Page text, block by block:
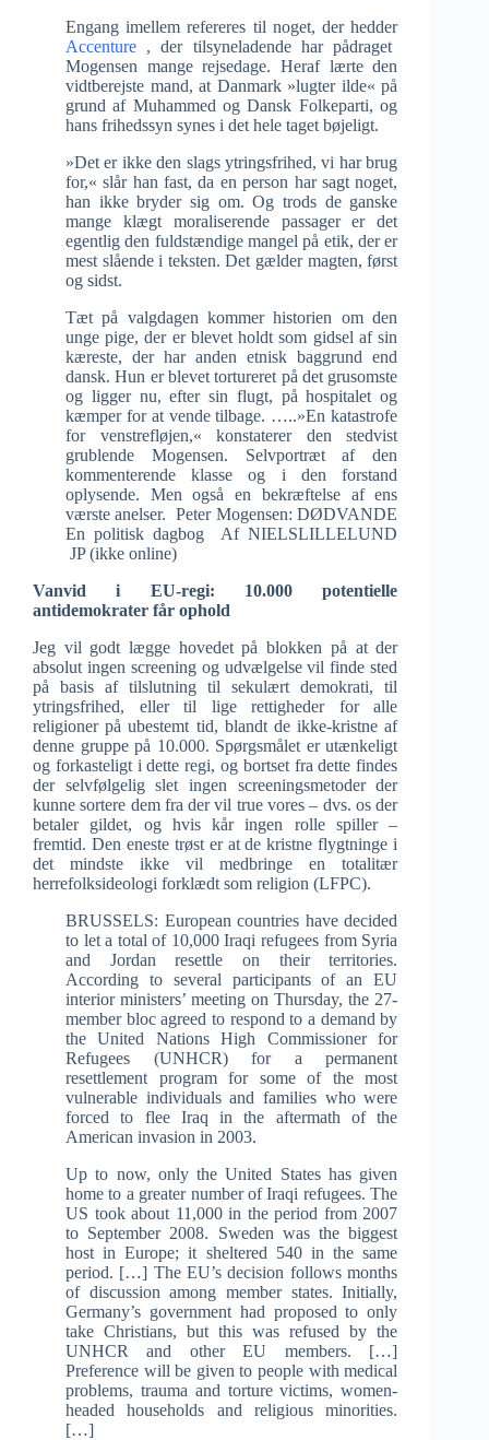
Engang imellem refereres til noget, der hedder
Accenture , der tilsyneladende har pådraget
Mogensen mange rejsedage. Heraf lærte den
vidtberejste mand, at Danmark »lugter ilde« på
grund af Muhammed og Dansk Folkeparti, og
hans frihedssyn synes i det hele taget bøjeligt.
»Det er ikke den slags ytringsfrihed, vi har brug
for,« slår han fast, da en person har sagt noget,
han ikke bryder sig om. Og trods de ganske
mange klægt moraliserende passager er det
egentlig den fuldstændige mangel på etik, der er
mest slående i teksten. Det gælder magten, først
og sidst.
Tæt på valgdagen kommer historien om den
unge pige, der er blevet holdt som gidsel af sin
kæreste, der har anden etnisk baggrund end
dansk. Hun er blevet tortureret på det grusomste
og ligger nu, efter sin flugt, på hospitalet og
kæmper for at vende tilbage. …..»En katastrofe
for venstrefløjen,« konstaterer den stedvist
grublende Mogensen. Selvportræt af den
kommenterende klasse og i den forstand
oplysende. Men også en bekræftelse af ens
værste anelser. Peter Mogensen: DØDVANDE
En politisk dagbog Af NIELSLILLELUND
JP (ikke online)
Vanvid i EU-regi: 10.000 potentielle
antidemokrater får ophold
Jeg vil godt lægge hovedet på blokken på at der
absolut ingen screening og udvælgelse vil finde sted
på basis af tilslutning til sekulært demokrati, til
ytringsfrihed, eller til lige rettigheder for alle
religioner på ubestemt tid, blandt de ikke-kristne af
denne gruppe på 10.000. Spørgsmålet er utænkeligt
og forkasteligt i dette regi, og bortset fra dette findes
der selvfølgelig slet ingen screeningsmetoder der
kunne sortere dem fra der vil true vores – dvs. os der
betaler gildet, og hvis kår ingen rolle spiller –
fremtid. Den eneste trøst er at de kristne flygtninge i
det mindste ikke vil medbringe en totalitær
herrefolksideologi forklædt som religion (LFPC).
BRUSSELS: European countries have decided
to let a total of 10,000 Iraqi refugees from Syria
and Jordan resettle on their territories.
According to several participants of an EU
interior ministers’ meeting on Thursday, the 27-
member bloc agreed to respond to a demand by
the United Nations High Commissioner for
Refugees (UNHCR) for a permanent
resettlement program for some of the most
vulnerable individuals and families who were
forced to flee Iraq in the aftermath of the
American invasion in 2003.
Up to now, only the United States has given
home to a greater number of Iraqi refugees. The
US took about 11,000 in the period from 2007
to September 2008. Sweden was the biggest
host in Europe; it sheltered 540 in the same
period. […] The EU’s decision follows months
of discussion among member states. Initially,
Germany’s government had proposed to only
take Christians, but this was refused by the
UNHCR and other EU members. […]
Preference will be given to people with medical
problems, trauma and torture victims, women-
headed households and religious minorities.
[…]